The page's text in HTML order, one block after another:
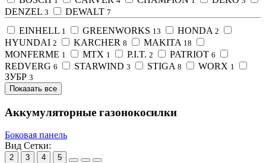
DENZEL 3 DEWALT 7
EINHELL 1 GREENWORKS 13 HONDA 2
HYUNDAI 2 KARCHER 8 MAKITA 18
MONFERME 1 MTX 1 P.I.T. 2 PATRIOT 6
REDVERG 6 STARWIND 3 STIGA 8 WORX 1
ЗУБР 3
Показать все
Аккумуляторные газонокосилки
Боковая панель
Вид Сетки:
2 3 4 5